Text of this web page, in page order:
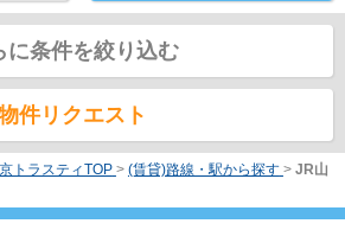
に条件を絞り込む
件リクエスト
トラスティTOP > (賃貸)路線・駅から探す > JR山